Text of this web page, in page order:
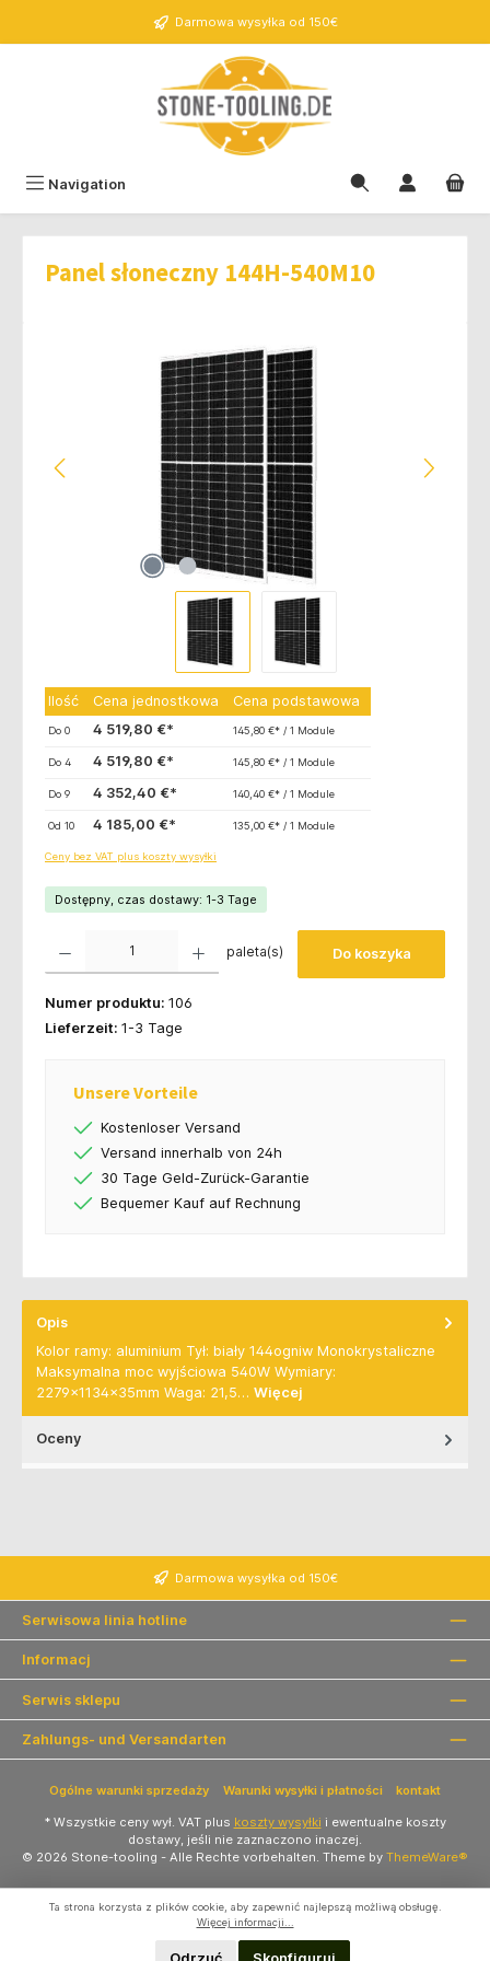
Darmowa wysyłka od 150€
Navigation
Panel słoneczny 144H-540M10
Pomiń galerię zdjęć
Ilość Cena jednostkowa Cena podstawowa
Do0 4 519,80 €* 145,80 €* / 1 Module
Do4 4 519,80 €* 145,80 €* / 1 Module
Do9 4 352,40 €* 140,40 €* / 1 Module
Od10 4 185,00 €* 135,00 €* / 1 Module
Ceny bez VAT plus koszty wysyłki
Dostępny, czas dostawy: 1-3 Tage
paleta(s) Do koszyka
Numer produktu: 106
Lieferzeit: 1-3 Tage
Unsere Vorteile
Kostenloser Versand
Versand innerhalb von 24h
30 Tage Geld-Zurück-Garantie
Bequemer Kauf auf Rechnung
Opis
Kolor ramy: aluminium Tył: biały 144ogniw Monokrystaliczne
Maksymalna moc wyjściowa 540W Wymiary:
2279x1134x35mm Waga: 21,5… Więcej
Oceny
Darmowa wysyłka od 150€
Serwisowa linia hotline
Informacj
Serwis sklepu
Zahlungs- und Versandarten
Ogólne warunki sprzedaży Warunki wysyłki i płatności kontakt
* Wszystkie ceny wył. VAT plus koszty wysyłki i ewentualne koszty
dostawy, jeśli nie zaznaczono inaczej.
© 2026 Stone-tooling - Alle Rechte vorbehalten. Theme by ThemeWare®
Ta strona korzysta z plików cookie, aby zapewnić najlepszą możliwą obsługę.
Więcej informacji...